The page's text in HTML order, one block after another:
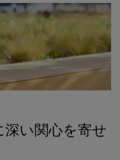
い関心を寄せ